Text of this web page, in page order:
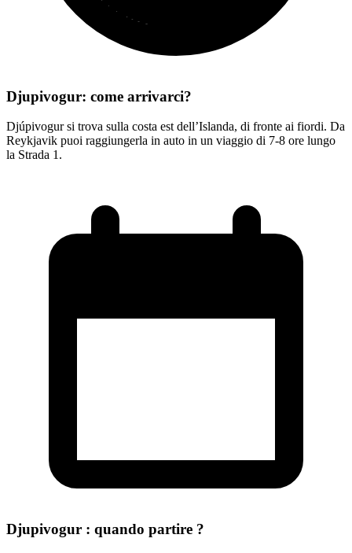
Djupivogur: come arrivarci?
Djúpivogur si trova sulla costa est dell’Islanda, di fronte ai fiordi. Da
Reykjavik puoi raggiungerla in auto in un viaggio di 7-8 ore lungo
la Strada 1.
Djupivogur : quando partire ?